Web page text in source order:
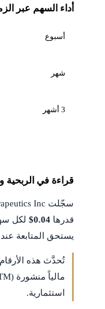
أداء السهم عبر
أسبوع
شهر
3 أشهر
قراءة في الربحية
قدرها $0.04لكل
يستحق المتابعة عند
تُحدَّث هذه
استثمارية.